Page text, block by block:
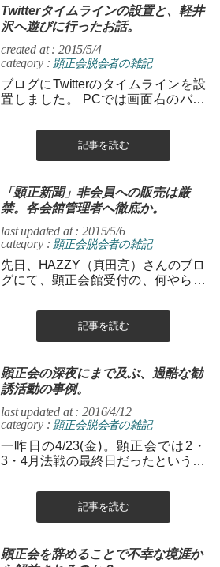
Twitterタイムラインの設置と、軽井
沢へ遊びに行ったお話。
created at : 2015/5/4
category : 顕正会脱会者の雑記
ブログにTwitterのタイムラインを設
置しました。 PCでは画面右のバー
っと下にスクロールしていって...
記事を読む
「顕正新聞」非会員への販売は厳
禁。各会館管理者へ徹底か。
last updated at : 2015/5/6
category : 顕正会脱会者の雑記
先日、HAZZY（真田亮）さんのブロ
グにて、顕正会館受付の、何やらす
で、笑いながら読ませてもらいまし
記事を読む
顕正会の深夜にまで及ぶ、過酷な勧
誘活動の事例。
last updated at : 2016/4/12
category : 顕正会脱会者の雑記
一昨日の4/23(金)。顕正会では2・
3・4月法戦の最終日だったというこ
た。 顕正会の「法戦」をご存知な...
記事を読む
顕正会を辞めることで不幸な境涯か